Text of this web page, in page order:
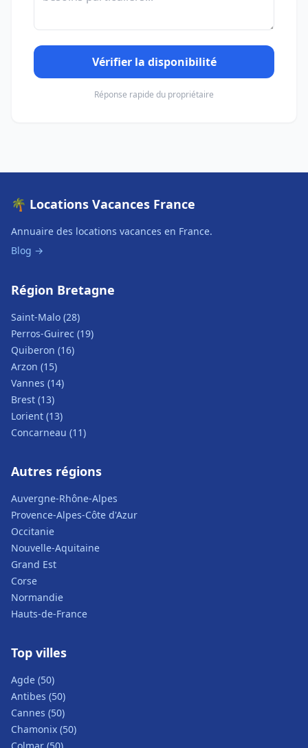
Vérifier la disponibilité
Réponse rapide du propriétaire
🌴 Locations Vacances France
Annuaire des locations vacances en France.
Blog →
Région Bretagne
Saint-Malo (28)
Perros-Guirec (19)
Quiberon (16)
Arzon (15)
Vannes (14)
Brest (13)
Lorient (13)
Concarneau (11)
Autres régions
Auvergne-Rhône-Alpes
Provence-Alpes-Côte d'Azur
Occitanie
Nouvelle-Aquitaine
Grand Est
Corse
Normandie
Hauts-de-France
Top villes
Agde (50)
Antibes (50)
Cannes (50)
Chamonix (50)